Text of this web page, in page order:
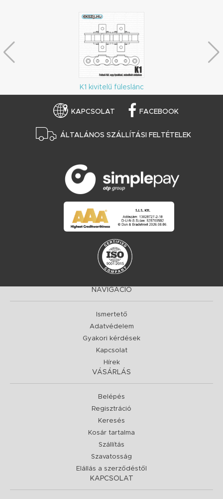
K1 kivitelű füleslánc
KAPCSOLAT FACEBOOK
ÁLTALÁNOS SZÁLLÍTÁSI FELTÉTELEK
NAVIGÁCIÓ
Ismertető
Adatvédelem
Gyakori kérdések
Kapcsolat
Hírek
VÁSÁRLÁS
Belépés
Regisztráció
Keresés
Kosár tartalma
Szállítás
Szavatosság
Elállás a szerződéstől
KAPCSOLAT